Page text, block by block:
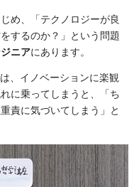
め、「テクノロジーが良
するのか？」という問題
ニアにあります。
、イノベーションに楽観
に乗ってしまうと、「ち
責に気づいてしまう」と